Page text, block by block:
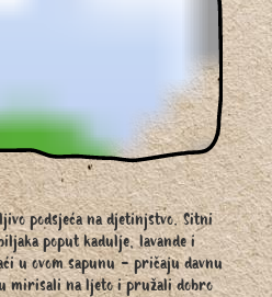
podsjeća na djetinjstvo. Sitni
poput kadulje, lavande i
u ovom sapunu - pričaju davnu
mirisali na ljeto i pružali dobro